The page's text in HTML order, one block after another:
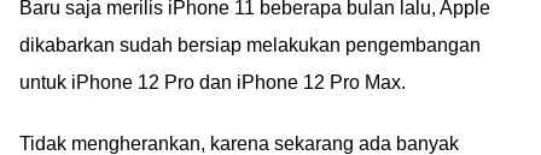
Baru saja merilis iPhone 11 beberapa bulan lalu, Apple
dikabarkan sudah bersiap melakukan pengembangan
untuk iPhone 12 Pro dan iPhone 12 Pro Max.
Tidak mengherankan, karena sekarang ada banyak